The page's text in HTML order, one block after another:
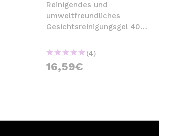
Reinigendes und
umweltfreundliches
Gesichtsreinigungsgel 400
(4)
16,59€